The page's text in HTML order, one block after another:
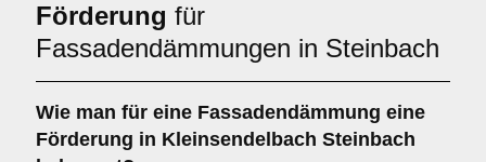
Förderung für
Fassadendämmungen in Steinbach
Wie man für eine Fassadendämmung eine
Förderung in Kleinsendelbach Steinbach